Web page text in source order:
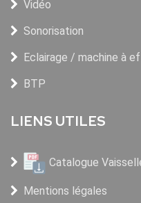
Vidéo
Sonorisation
Eclairage / machine à
BTP
LIENS UTILES
Catalogue
Mentions légales